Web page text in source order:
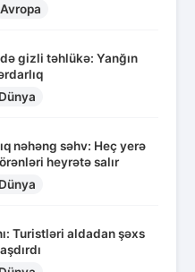
Avropa
gizli təhlükə: Yanğın
Dünya
nəhəng səhv: Heç yerə
heyrətə salır
Dünya
Turistləri aldadan şəxs